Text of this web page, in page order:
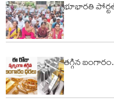
భూభారతి
తగ్గిన